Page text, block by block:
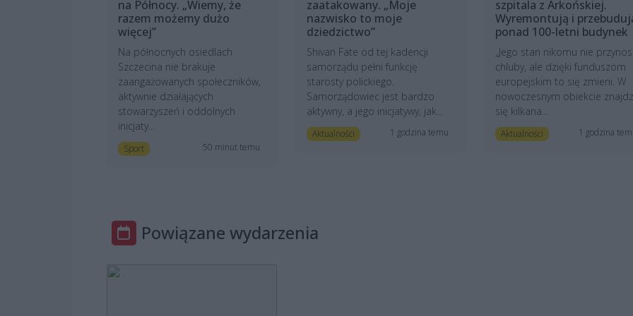
na Północy. „Wiemy, że
razem możemy dużo
więcej”
Na północnych osiedlach
Szczecina nie brakuje
zaangażowanych społeczników,
aktywnie działających
stowarzyszeń i oddolnych
inicjaty...
Sport 50 minut temu
zaatakowany. „Moje
nazwisko to moje
dziedzictwo”
Shivan Fate od tej kadencji
samorządu pełni funkcję
starosty polickiego.
Samorządowiec jest bardzo
aktywny, a jego inicjatywy, jak...
Aktualności 1 godzina temu
szpitala z Arkońskiej.
Wyremontują i
ponad 100-letni budynek
„Jego stan nikomu nie przynosi
chluby, ale dzięki funduszom
europejskim to się zmieni. W
nowoczesnym obiekcie
się kilkana...
Aktualności 1 godzina
Powiązane wydarzenia